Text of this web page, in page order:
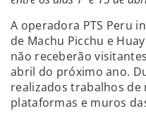
A operadora PTS Peru
de Machu Picchu e
não receberão
abril do próximo ano.
realizados trabalhos de
plataformas e muros